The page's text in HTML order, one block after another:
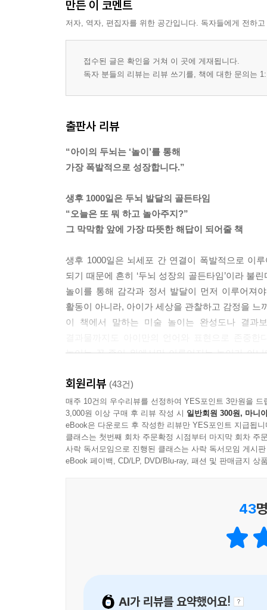
만든 이 코멘트
저자, 역자, 편집자를 위한 공간입니다. 독자들에게 전하
접수된 글은 확인을 거쳐 이 곳에 게재됩니다.
독자 분들의 리뷰는 리뷰 쓰기를, 책에 대한 문의는
출판사 리뷰
“아이의 두뇌는 ‘놀이’를 통해
가장 폭발적으로 성장합니다.”
생후 1000일은 두뇌 발달의 골든타임
“오늘은 또 뭐 하고 놀아주지?”
그 막막함 앞에 가장 따뜻한 해답이 되어줄 책
생후 1000일은 뇌세포 간 연결이 폭발적으로 이
되기 때문에 흔히 ‘두뇌 성장의 골든타임’이라 불
놀이를 통해 감각과 정서 발달이 먼저 이루어져
활동이 아니라, 아이가 세상을 관찰하고 감정을
이 책에서 말하는 미술 놀이는 완성도나 결과
놀이는 꼭 종이 위에서만 이루어지는 놀이가 아
사고력과 표현력을 더욱 깊고 넓게 확장시킨다.
저자는 “완벽하게 준비된 상태에서 제대로 놀아
거창한 교육 프로그램이 아니라, 부모와 눈을 맞
동반자가 되어줄 때 아이의 세계는 무한히 넓어
대신, 오늘부터 하루 10분씩 아이와 눈을 맞추는
일러스트레이터이자 디자이너 워킹맘이 제안하는
과정에서 쉽게 지치고 놀이에 부담을 느꼈던
회원리뷰 (43건)
매주 10건의 우수리뷰를 선정하여 YES포인트 3만원을 드
3,000원 이상 구매 후 리뷰 작성 시 일반회원 300원, 마니
eBook은 다운로드 후 작성한 리뷰만 YES포인트 지급됩니
클래스는 첫번째 회차 주문확정 시점부터 마지막 회차 주
사락 독서모임으로 진행된 클래스는 사락 독서모임 게시
eBook 페이백, CD/LP, DVD/Blu-ray, 패션 및 판매금지 상
43
AI가 리뷰를 요약했어요!